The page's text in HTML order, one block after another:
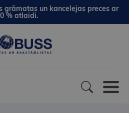
grāmatas un kancelejas preces ar
% atlaidi.